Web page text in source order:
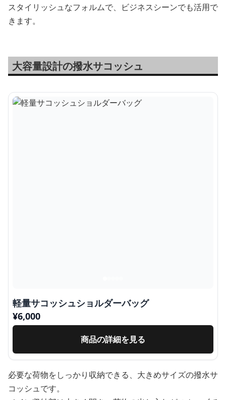
スタイリッシュなフォルムで、ビジネスシーンでも活用で
きます。
大容量設計の撥水サコッシュ
軽量サコッシュショルダーバッグ
¥6,000
商品の詳細を見る
必要な荷物をしっかり収納できる、大きめサイズの撥水サ
コッシュです。